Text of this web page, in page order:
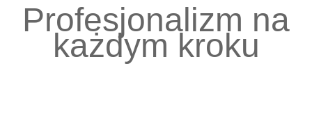
Profesjonalizm na
każdym kroku